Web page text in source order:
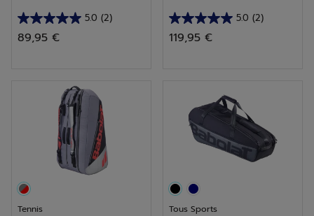
5.0 (2)
5.0
sur
89,95 €
5.0 (2)
5.0
sur
avis
119,95 €
Tennis Tous Sports